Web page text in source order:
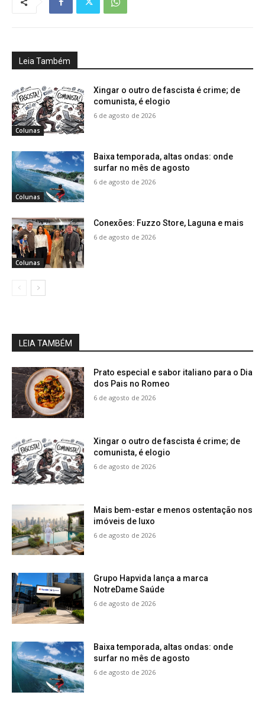
Leia Também
Colunas
Xingar o outro de fascista é crime; de
comunista, é elogio
6 de agosto de 2026
Colunas
Baixa temporada, altas ondas: onde
surfar no mês de agosto
6 de agosto de 2026
Colunas
Conexões: Fuzzo Store, Laguna e mais
6 de agosto de 2026
LEIA TAMBÉM
Prato especial e sabor italiano para o Dia
dos Pais no Romeo
6 de agosto de 2026
Xingar o outro de fascista é crime; de
comunista, é elogio
6 de agosto de 2026
Mais bem-estar e menos ostentação nos
imóveis de luxo
6 de agosto de 2026
Grupo Hapvida lança a marca
NotreDame Saúde
6 de agosto de 2026
Baixa temporada, altas ondas: onde
surfar no mês de agosto
6 de agosto de 2026